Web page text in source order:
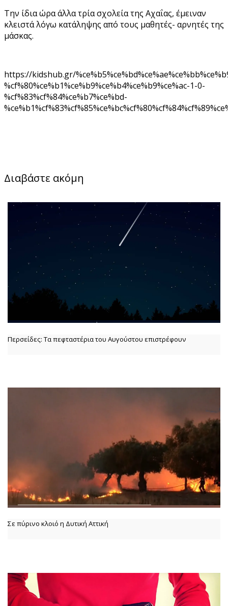
Την ίδια ώρα άλλα τρία σχολεία της Αχαΐας, έμειναν
κλειστά λόγω κατάληψης από τους μαθητές- αρνητές της
μάσκας.
https://kidshub.gr/
%cf%80%ce%b1%ce%b9%ce%b4%ce%b9%ce%ac-1-0-
%cf%83%cf%84%ce%b7%ce%bd-
Διαβάστε ακόμη
Περσείδες: Τα πεφταστέρια του Αυγούστου επιστρέφουν
Σε πύρινο κλοιό η Δυτική Αττική